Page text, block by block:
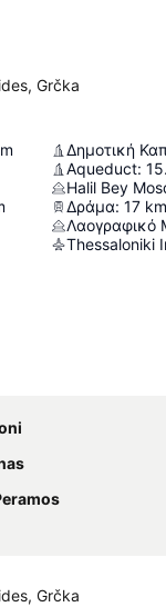
Grčka
Δημοτική
Aqueduct:
Halil Bey
Δράμα: 17 km
Λαογραφικό
Grčka